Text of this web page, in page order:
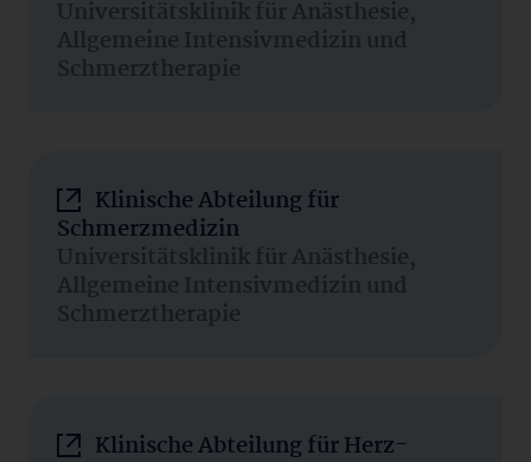
Universitätsklinik für Anästhesie,
Allgemeine Intensivmedizin und
Schmerztherapie
Klinische Abteilung für
Schmerzmedizin
Universitätsklinik für Anästhesie,
Allgemeine Intensivmedizin und
Schmerztherapie
Klinische Abteilung für Herz-